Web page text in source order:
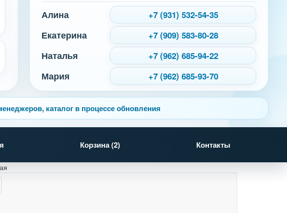
Алина +7 (931) 532-54-35
Екатерина +7 (909) 583-80-28
Наталья +7 (962) 685-94-22
Мария +7 (962) 685-93-70
каталог в процессе обновления
Корзина (2) Контакты